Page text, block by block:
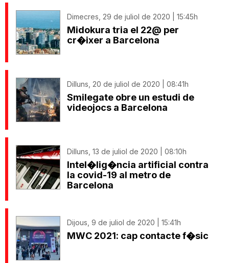
Dimecres, 29 de juliol de 2020 | 15:45h
Midokura tria el 22@ per
cr�ixer a Barcelona
Dilluns, 20 de juliol de 2020 | 08:41h
Smilegate obre un estudi de
videojocs a Barcelona
Dilluns, 13 de juliol de 2020 | 08:10h
Intel�lig�ncia artificial contra
la covid-19 al metro de
Barcelona
Dijous, 9 de juliol de 2020 | 15:41h
MWC 2021: cap contacte f�sic